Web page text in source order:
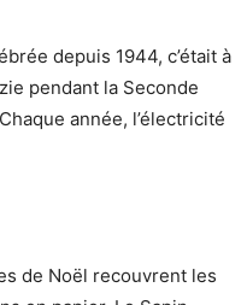
depuis 1944, c’était à
pendant la Seconde
année, l’électricité
de Noël recouvrent les